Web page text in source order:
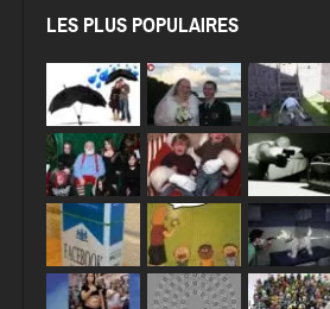
LES PLUS POPULAIRES